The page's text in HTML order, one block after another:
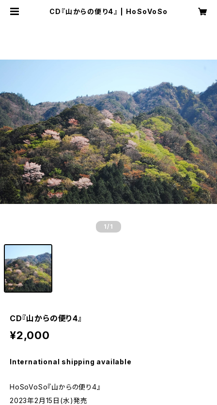
CD『山からの便り4』 | HoSoVoSo
1 /1
CD『山からの便り4』
¥2,000
International shipping available
HoSoVoSo『山からの便り4』
2023年2月15日(水)発売